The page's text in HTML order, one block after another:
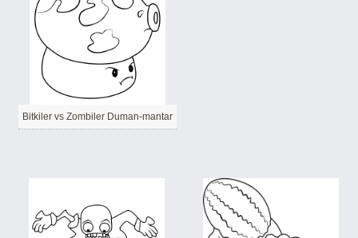
Bitkiler vs Zombiler Duman-mantar